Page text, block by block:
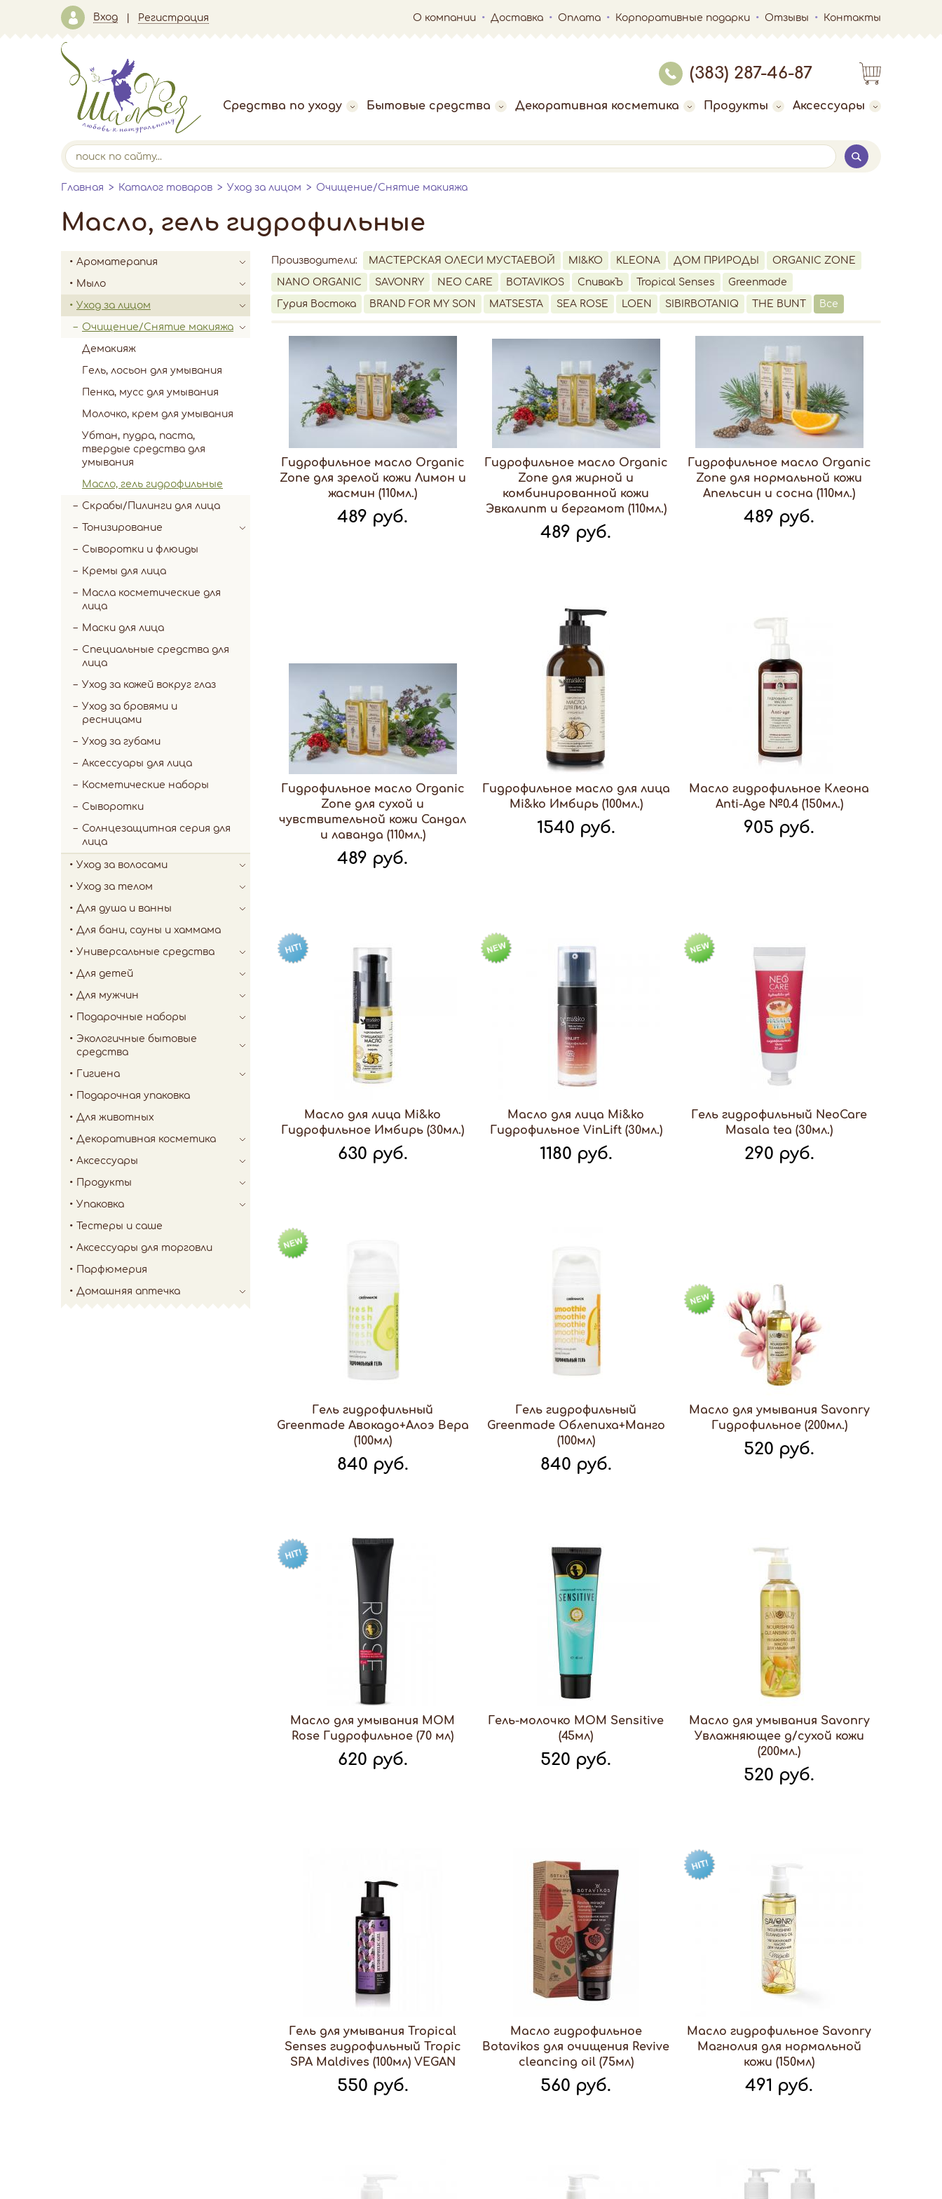
Вход Регистрация О компании Доставка Оплата Корпоративные подарки Отзывы Контакты
(383) 287-46-87
Средства по уходу Бытовые средства Декоративная косметика Продукты Аксессуары
Главная Каталог товаров Уход за лицом Очищение/Снятие макияжа
Масло, гель гидрофильные
Ароматерапия
Мыло
Уход за лицом
Очищение/Снятие макияжа
Демакияж
Гель, лосьон для умывания
Пенка, мусс для умывания
Молочко, крем для умывания
Убтан, пудра, паста,
твердые средства для
умывания
Масло, гель гидрофильные
Скрабы/Пилинги для лица
Тонизирование
Сыворотки и флюиды
Кремы для лица
Масла косметические для
лица
Маски для лица
Специальные средства для
лица
Уход за кожей вокруг глаз
Уход за бровями и
ресницами
Уход за губами
Аксессуары для лица
Косметические наборы
Сыворотки
Солнцезащитная серия для
лица
Уход за волосами
Уход за телом
Для душа и ванны
Для бани, сауны и хаммама
Универсальные средства
Для детей
Для мужчин
Подарочные наборы
Экологичные бытовые
средства
Гигиена
Подарочная упаковка
Для животных
Декоративная косметика
Аксессуары
Продукты
Упаковка
Тестеры и саше
Аксессуары для торговли
Парфюмерия
Домашняя аптечка
Производители: МАСТЕРСКАЯ ОЛЕСИ МУСТАЕВОЙ MI&KO KLEONA ДОМ ПРИРОДЫ ORGANIC ZONE
NANO ORGANIC SAVONRY NEO CARE BOTAVIKOS СпивакЪ Tropical Senses Greenmade
Гурия Востока BRAND FOR MY SON MATSESTA SEA ROSE LOEN SIBIRBOTANIQ THE BUNT Все
Гидрофильное масло Organic
Zone для зрелой кожи Лимон и
жасмин (110мл.)
489 руб.
Гидрофильное масло Organic
Zone для жирной и
комбинированной кожи
Эвкалипт и бергамот (110мл.)
489 руб.
Гидрофильное масло Organic
Zone для нормальной кожи
Апельсин и сосна (110мл.)
489 руб.
Гидрофильное масло Organic
Zone для сухой и
чувствительной кожи Сандал
и лаванда (110мл.)
489 руб.
Гидрофильное масло для лица
Mi&ko Имбирь (100мл.)
1540 руб.
Масло гидрофильное Клеона
Anti-Age №0.4 (150мл.)
905 руб.
Масло для лица Mi&ko
Гидрофильное Имбирь (30мл.)
630 руб.
Масло для лица Mi&ko
Гидрофильное VinLift (30мл.)
1180 руб.
Гель гидрофильный NeoCare
Masala tea (30мл.)
290 руб.
Гель гидрофильный
Greenmade Авокадо+Алоэ Вера
(100мл)
840 руб.
Гель гидрофильный
Greenmade Облепиха+Манго
(100мл)
840 руб.
Масло для умывания Savonry
Гидрофильное (200мл.)
520 руб.
Масло для умывания МОМ
Rose Гидрофильное (70 мл)
620 руб.
Гель-молочко МОМ Sensitive
(45мл)
520 руб.
Масло для умывания Savonry
Увлажняющее д/сухой кожи
(200мл.)
520 руб.
Гель для умывания Tropical
Senses гидрофильный Tropic
SPA Maldives (100мл) VEGAN
550 руб.
Масло гидрофильное
Botavikos для очищения Revive
cleancing oil (75мл)
560 руб.
Масло гидрофильное Savonry
Магнолия для нормальной
кожи (150мл)
491 руб.